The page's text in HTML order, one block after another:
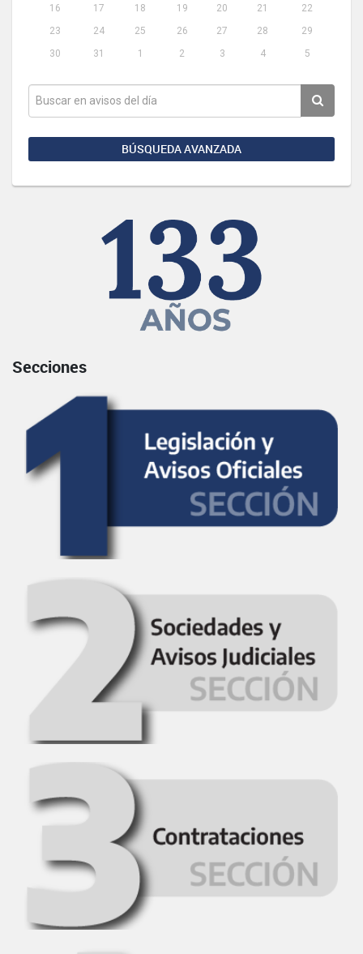
16
17 18 19 20 21
22
23
24 25 26 27 28
29
30
31 1 2 3 4 5
BÚSQUEDA AVANZADA
Secciones